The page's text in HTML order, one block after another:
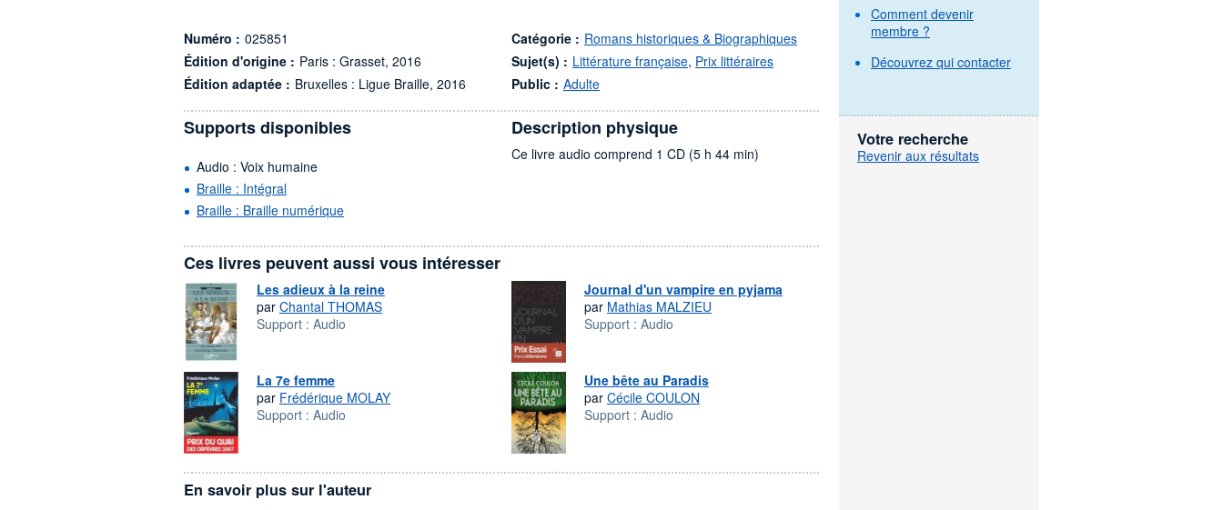
Numéro : 025851
Édition d'origine : Paris : Grasset, 2016
Édition adaptée : Bruxelles : Ligue Braille, 2016
Catégorie : Romans historiques & Biographiques
Sujet(s) : Littérature française, Prix littéraires
Public : Adulte
Supports disponibles
Audio : Voix humaine
Braille : Intégral
Braille : Braille numérique
Description physique
Ce livre audio comprend 1 CD (5 h 44 min)
Ces livres peuvent aussi vous intéresser
Les adieux à la reine
par Chantal THOMAS
Support : Audio
Journal d'un vampire en pyjama
par Mathias MALZIEU
Support : Audio
La 7e femme
par Frédérique MOLAY
Support : Audio
Une bête au Paradis
par Cécile COULON
Support : Audio
En savoir plus sur l'auteur
Comment devenir
membre ?
Découvrez qui contacter
Votre recherche
Revenir aux résultats